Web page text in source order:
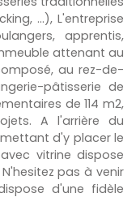
...), L'entreprise
apprentis,
attenant au
au rez-de-
pâtisserie de
de 114 m2,
A l'arrière du
d'y placer le
vitrine dispose
pas à venir
d'une fidèle